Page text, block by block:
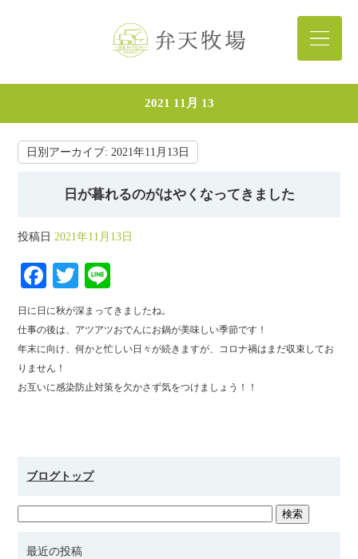
2021 11月 13
日別アーカイブ:2021年11月13日
日が暮れるのがはやくなってきました
投稿日 2021年11月13日
Fa
ce
bo
ok
T
wi
tte
r
ne
日に日に秋が深まってきましたね。
仕事の後は、アツアツおでんにお鍋が美味しい季節です！
年末に向け、何かと忙しい日々が続きますが、コロナ禍はまだ収束してお
りません！
お互いに感染防止対策を欠かさず気をつけましょう！！
ブログトップ
最近の投稿